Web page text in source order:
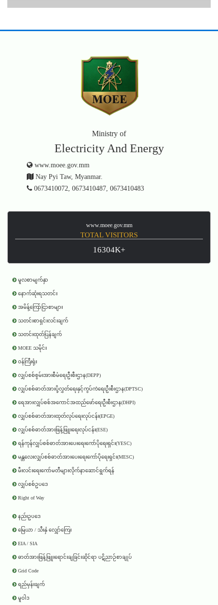
Ministry of
Electricity And Energy
www.moee.gov.mm
Nay Pyi Taw, Myanmar.
0673410072, 0673410487, 0673410483
www.moee.gov.mm
TOTAL VISITORS
16304K+
မူလစာမျက်နှာ
နောက်ဆုံးရသတင်း
အမိန့်ကြော်ငြာစာများ
သတင်းစာရှင်းလင်းချက်
သတင်းထုတ်ပြန်ချက်
MOEE သမိုင်း
ဝန်ကြီးရုံး
လျှပ်စစ်စွမ်းအားစီမံရေးဦးစီးဌာန(DEPP)
လျှပ်စစ်ဓာတ်အားပို့လွှတ်ရေးနှင့်ကွပ်ကဲရေးဦးစီးဌာန(DPTSC)
ရေအားလျှပ်စစ်အကောင်အထည်ဖော်ရေးဦးစီးဌာန(DHPI)
လျှပ်စစ်ဓာတ်အားထုတ်လုပ်ရေးလုပ်ငန်း(EPGE)
လျှပ်စစ်ဓာတ်အားဖြန့်ဖြူးရေးလုပ်ငန်း(ESE)
ရန်ကုန်လျှပ်စစ်ဓာတ်အားပေးရေးကော်ပိုရေးရှင်း(YESC)
မန္တလေးလျှပ်စစ်ဓာတ်အားပေးရေးကော်ပိုရေးရှင်း(MESC)
မီးလင်းရေးကော်မတီများလိုက်နာဆောင်ရွက်ရန်
လျှပ်စစ်ဥပဒေ
Right of Way
နည်းဥပဒေ
မြေယာ / သီးနှံ လျှော်ကြေး
EIA / SIA
ဓာတ်အားဖြန့်ဖြူးရောင်းချခြင်းဆိုင်ရာ ပဋိညာဉ်စာချုပ်
Grid Code
ရည်မှန်းချက်
မူဝါဒ